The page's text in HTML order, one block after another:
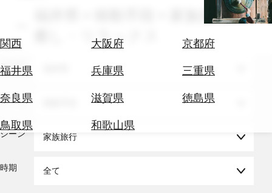
関西 大阪府
京都府
福井県
兵庫県
三重県
奈良県
滋賀県
徳島県
鳥取県
和歌山県
券
テ
を
福井県 × 移動手段 × 家族旅行 ×
癒し・リラックス
エリア
テーマ
シーン 家族旅行
時期 全て